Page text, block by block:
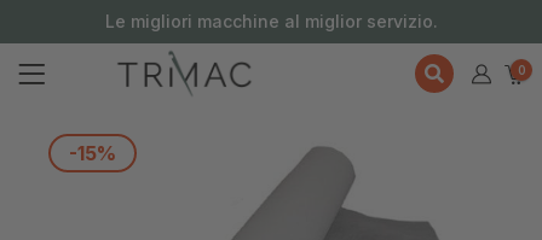
Le migliori macchine al miglior servizio.
0
-15%